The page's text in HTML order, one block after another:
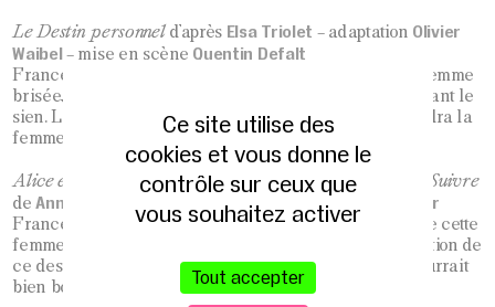
Le Destin personnel d’après Elsa Triolet – adaptation Olivier
Waibel– mise en scène Quentin Defalt
France, Seconde Guerre mondiale. Charlotte est une femme
brisée, habituée à faire passer le bonheur des autres avant le
sien. Le temps d’une parenthèse estivale, elle redeviendra la
femme forte et libre qu’elle aurait toujours dû être.
Alice et Antoine deSophie Lecarpentierd’après
Faire Suivre
deAnnie Saumont – mise en scène Sophie Lecarpentier
France, aujourd’hui. Alice et Antoine évoquent la vie de cette
femme qui a attendu son amour jusqu’à sa mort. L’évocation de
ce destin oublié, de cette vie qui a frôlé le bonheur, pourrait
bien bouleverser leurs propres existences.
Ce site utilise des
cookies et vous donne le
contrôle sur ceux que
vous souhaitez activer
Tout accepter